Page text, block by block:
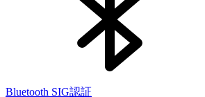
Bluetooth SIG認証